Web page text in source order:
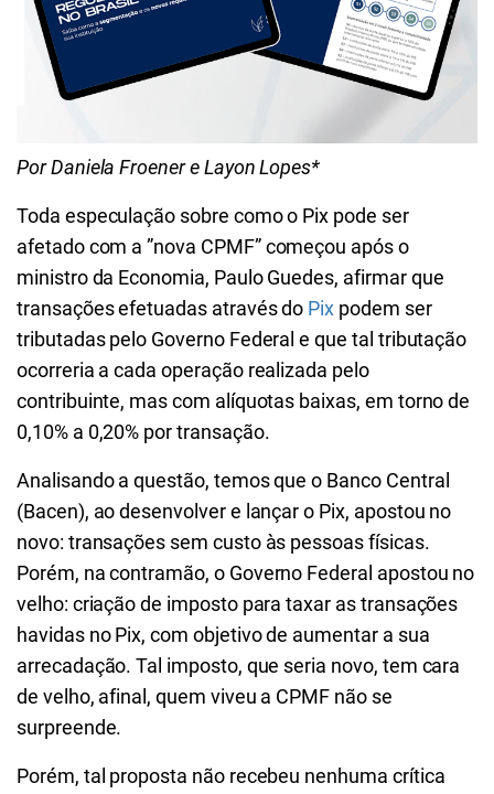
Por Daniela Froener e Layon Lopes*
Toda especulação sobre como o Pix pode ser
afetado com a ”nova CPMF” começou após o
ministro da Economia, Paulo Guedes, afirmar que
transações efetuadas através do Pix podem ser
tributadas pelo Governo Federal e que tal tributação
ocorreria a cada operação realizada pelo
contribuinte, mas com alíquotas baixas, em torno de
0,10% a 0,20% por transação.
Analisando a questão, temos que o Banco Central
(Bacen), ao desenvolver e lançar o Pix, apostou no
novo: transações sem custo às pessoas físicas.
Porém, na contramão, o Governo Federal apostou no
velho: criação de imposto para taxar as transações
havidas no Pix, com objetivo de aumentar a sua
arrecadação. Tal imposto, que seria novo, tem cara
de velho, afinal, quem viveu a CPMF não se
surpreende.
Porém, tal proposta não recebeu nenhuma crítica